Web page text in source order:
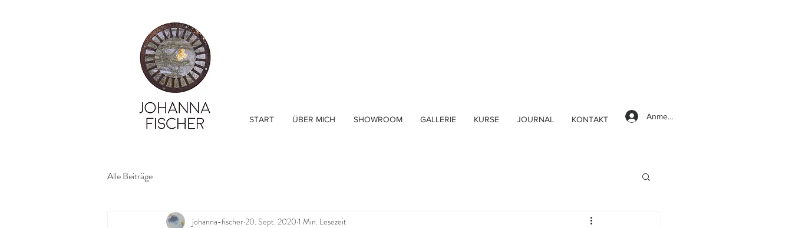
START ÜBER MICH SHOWROOM GALLERIE KURSE JOURNAL KONTAKT Anmelden
Alle Beiträge
johanna-fischer 20. Sept. 2020 1 Min. Lesezeit